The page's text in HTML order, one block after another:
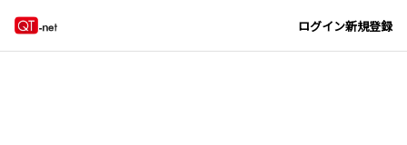
ログイン新規登録